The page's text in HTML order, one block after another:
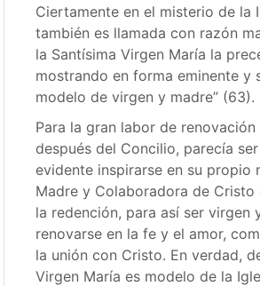
Ciertamente en el misterio de la
también es llamada con razón
la Santísima Virgen María la
mostrando en forma eminente y
modelo de virgen y madre” (63).
Para la gran labor de renovación
después del Concilio, parecía
evidente inspirarse en su propio
Madre y Colaboradora de Cristo
la redención, para así ser virgen
renovarse en la fe y el amor,
la unión con Cristo. En verdad,
Virgen María es modelo de la